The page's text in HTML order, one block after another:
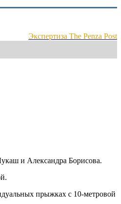
Экспертиза The Penza Post
и Александра Борисова.
прыжках с 10-метровой